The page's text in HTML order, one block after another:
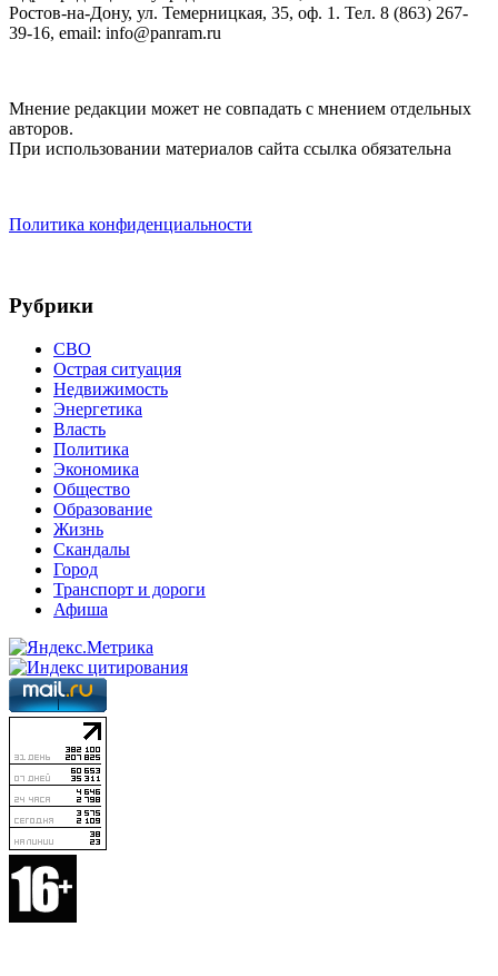
Ростов-на-Дону, ул. Темерницкая, 35, оф. 1. Тел. 8 (863) 267-
39-16, email: info@panram.ru
Мнение редакции может не совпадать с мнением отдельных
авторов.
При использовании материалов сайта ссылка обязательна
Политика конфиденциальности
Рубрики
СВО
Острая ситуация
Недвижимость
Энергетика
Власть
Политика
Экономика
Общество
Образование
Жизнь
Скандалы
Город
Транспорт и дороги
Афиша